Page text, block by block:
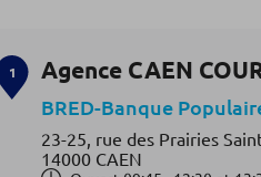
1 Agence CAEN
BRED-Banque
23-25, rue des Prairies
14000 CAEN